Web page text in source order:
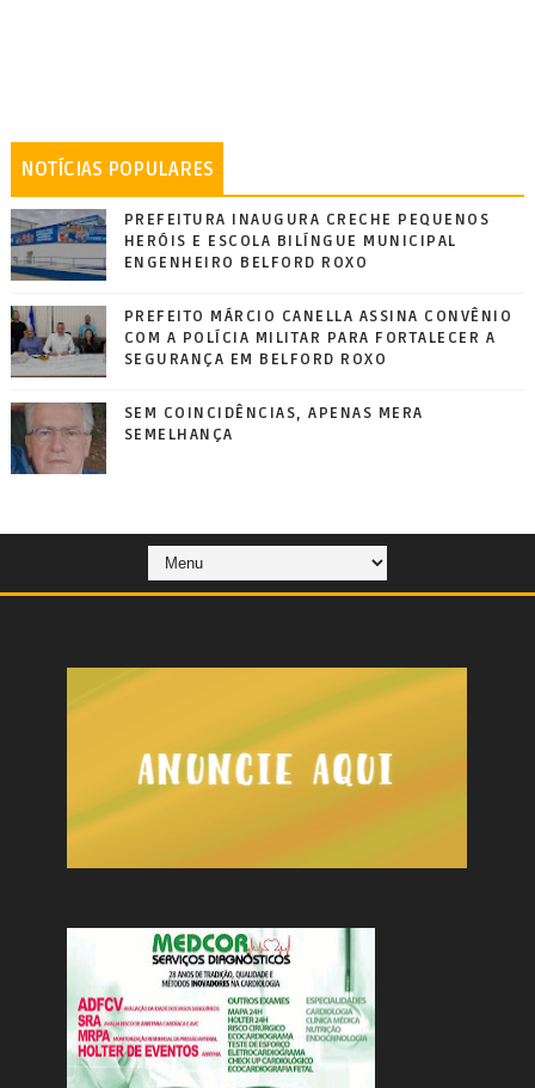
NOTÍCIAS POPULARES
PREFEITURA INAUGURA CRECHE PEQUENOS
HERÓIS E ESCOLA BILÍNGUE MUNICIPAL
ENGENHEIRO BELFORD ROXO
PREFEITO MÁRCIO CANELLA ASSINA CONVÊNIO
COM A POLÍCIA MILITAR PARA FORTALECER A
SEGURANÇA EM BELFORD ROXO
SEM COINCIDÊNCIAS, APENAS MERA
SEMELHANÇA